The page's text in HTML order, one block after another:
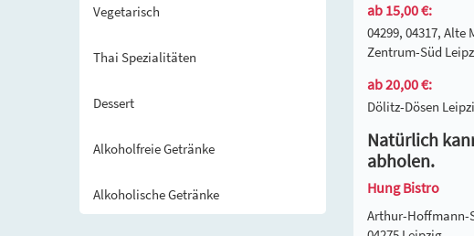
Vegetarisch
Thai Spezialitäten
Dessert
Alkoholfreie Getränke
Alkoholische Getränke
ab 15,00 €:
04299, 04317,
Zentrum-Süd
ab 20,00 €:
Dölitz-Dösen
Natürlich
abholen.
Hung Bistro
Arthur-Hoffmann-